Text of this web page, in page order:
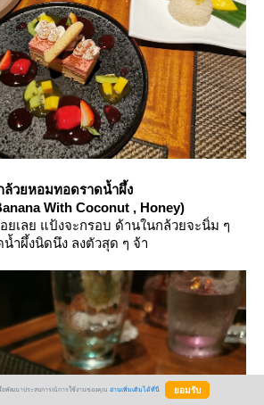
ล้วยหอมทอดราดน้ำผึ้ง
With Coconut , Honey)
ยเลย แป้งจะกรอบ ด้านในกล้วยจะนิ่ม ๆ
น้ำผึ้งนิดนึง ลงตัวสุด ๆ จ้า
อพัฒนาประสบการณ์การใช้งานของคุณ อ่านเพิ่มเติมได้ที่นี่